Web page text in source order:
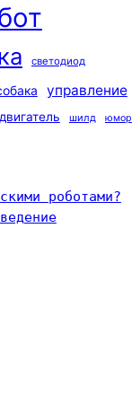
светодиод
управление
шилд юмор
роботами?